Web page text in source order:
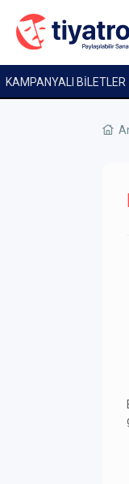
KAMPANYALI BİLETLER